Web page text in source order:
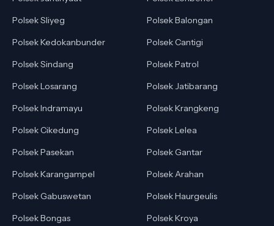
Polsek Sliyeg
Polsek Balongan
Polsek Kedokanbunder
Polsek Cantigi
Polsek Sindang
Polsek Patrol
Polsek Losarang
Polsek Jatibarang
Polsek Indramayu
Polsek Krangkeng
Polsek Cikedung
Polsek Lelea
Polsek Pasekan
Polsek Gantar
Polsek Karangampel
Polsek Arahan
Polsek Gabuswetan
Polsek Haurgeulis
Polsek Bongas
Polsek Kroya